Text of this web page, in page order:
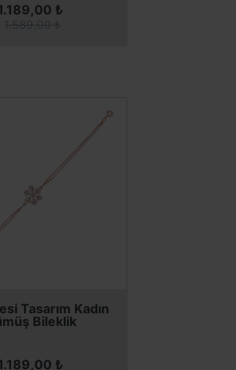
₺
Tasarım Kadın
Bileklik
EKLE
₺
EKLE